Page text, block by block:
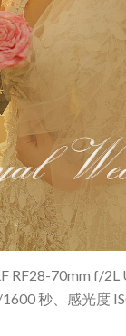
RF28-70mm f/2L
秒、感光度